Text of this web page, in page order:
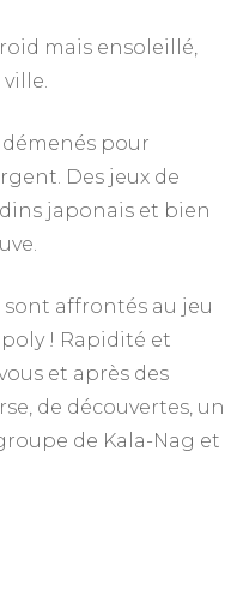
mais ensoleillé,
pour
Des jeux de
japonais et bien
sont affrontés au jeu
! Rapidité et
et après des
de découvertes, un
de Kala-Nag et